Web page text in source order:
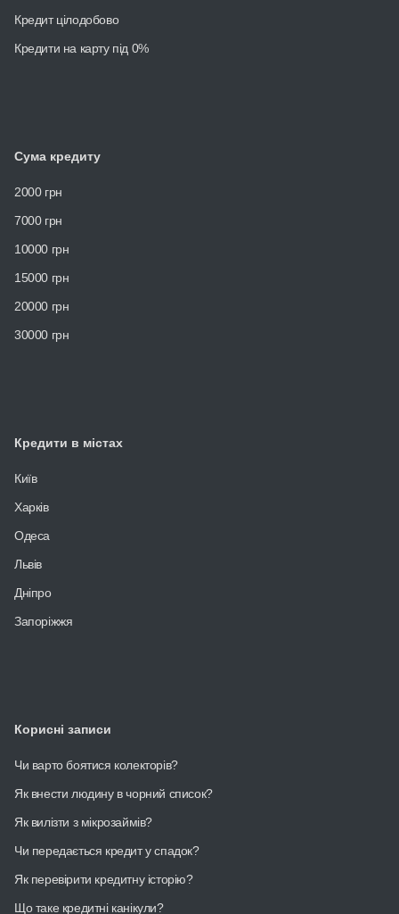
Кредит цілодобово
Кредити на карту під 0%
Сума кредиту
2000 грн
7000 грн
10000 грн
15000 грн
20000 грн
30000 грн
Кредити в містах
Київ
Харків
Одеса
Львів
Дніпро
Запоріжжя
Корисні записи
Чи варто боятися колекторів?
Як внести людину в чорний список?
Як вилізти з мікрозаймів?
Чи передається кредит у спадок?
Як перевірити кредитну історію?
Що таке кредитні канікули?